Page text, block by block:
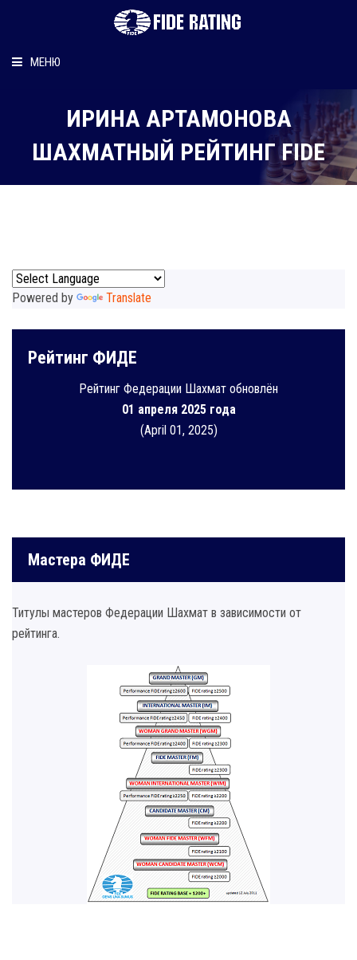
МЕНЮ
Рейтинг шахматиста
Персональный информер
ИРИНА АРТАМОНОВА
ШАХМАТНЫЙ РЕЙТИНГ FIDE
Powered by Translate
Рейтинг ФИДЕ
Рейтинг Федерации Шахмат обновлён
01 апреля 2025 года
(April 01, 2025)
Мастера ФИДЕ
Титулы мастеров Федерации Шахмат в зависимости от
рейтинга.